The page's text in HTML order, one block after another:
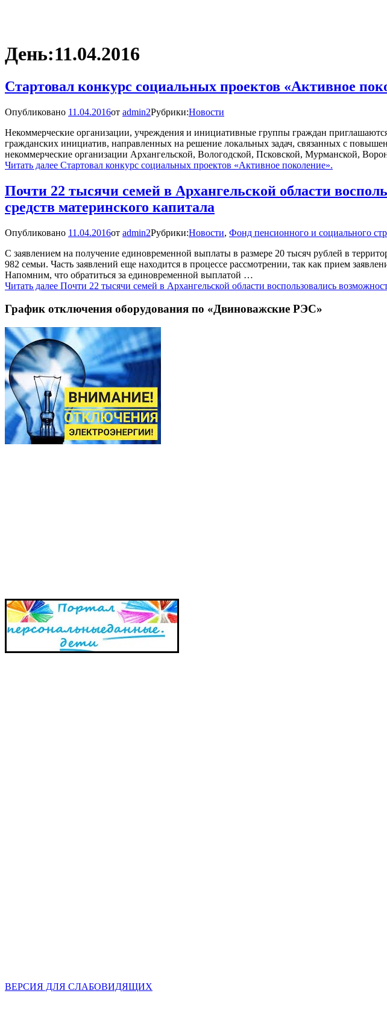
День:11.04.2016
Стартовал конкурс социальных проектов «Активное
Опубликовано 11.04.2016от admin2Рубрики:Новости
Некоммерческие организации, учреждения и инициативные группы граждан
гражданских инициатив, направленных на решение локальных задач, связанных с
некоммерческие организации Архангельской, Вологодской, Псковской, Мурманской,
Читать далее Стартовал конкурс социальных проектов «Активное поколение».
Почти 22 тысячи семей в Архангельской области
средств материнского капитала
Опубликовано 11.04.2016от admin2Рубрики:Новости, Фонд пенсионного и социального
С заявлением на получение единовременной выплаты в размере 20 тысяч рублей в
982 семьи. Часть заявлений еще находится в процессе рассмотрении, так как прием
Напомним, что обратиться за единовременной выплатой …
Читать далее Почти 22 тысячи семей в Архангельской области воспользовались
График отключения оборудования по «Двиноважские РЭС»
ВЕРСИЯ ДЛЯ СЛАБОВИДЯЩИХ